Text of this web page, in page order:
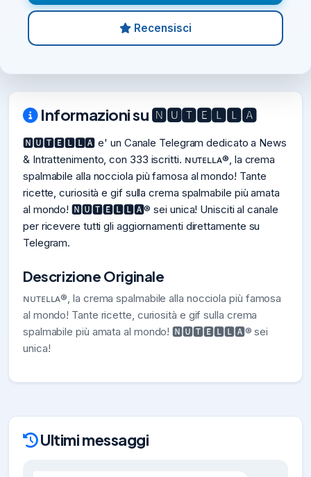
Recensisci
Informazioni su 🅽🆄🆃🅴🅻🅻🅰
🅽🆄🆃🅴🅻🅻🅰 e' un Canale Telegram dedicato a News
& Intrattenimento, con 333 iscritti. ɴᴜᴛᴇʟʟᴀ®, la crema
spalmabile alla nocciola più famosa al mondo! Tante
ricette, curiosità e gif sulla crema spalmabile più amata
al mondo! 🅽🆄🆃🅴🅻🅻🅰® sei unica! Unisciti al canale
per ricevere tutti gli aggiornamenti direttamente su
Telegram.
Descrizione Originale
ɴᴜᴛᴇʟʟᴀ®, la crema spalmabile alla nocciola più famosa
al mondo! Tante ricette, curiosità e gif sulla crema
spalmabile più amata al mondo! 🅽🆄🆃🅴🅻🅻🅰® sei
unica!
Ultimi messaggi